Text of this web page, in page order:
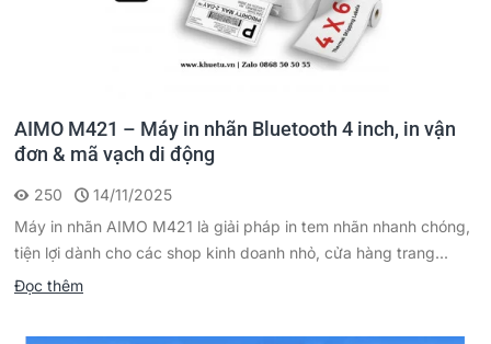
AIMO M421 – Máy in nhãn Bluetooth 4 inch, in vận
đơn & mã vạch di động
250
14/11/2025
Máy in nhãn AIMO M421 là giải pháp in tem nhãn nhanh chóng,
tiện lợi dành cho các shop kinh doanh nhỏ, cửa hàng trang...
Đọc thêm